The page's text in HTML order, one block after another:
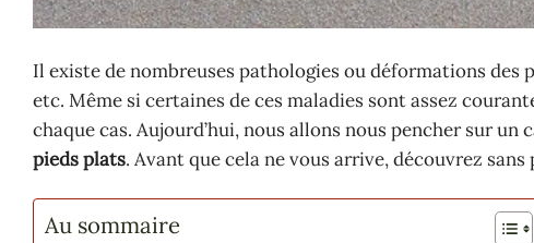
Il existe de nombreuses pathologies ou déformations des
etc. Même si certaines de ces maladies sont assez
chaque cas. Aujourd’hui, nous allons nous pencher sur
pieds plats. Avant que cela ne vous arrive, découvrez
Au sommaire